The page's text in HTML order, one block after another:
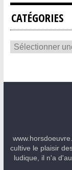
CATÉGORIES
cultive le plaisir
ludique, il n'a